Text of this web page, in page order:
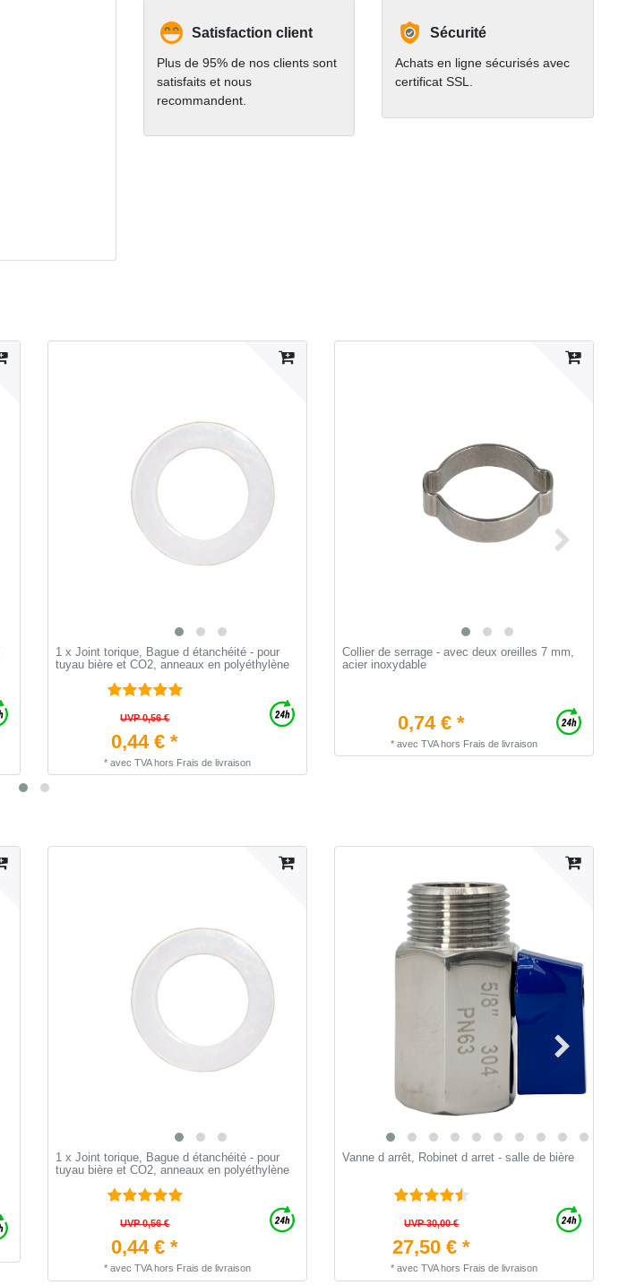
Satisfaction client
Plus de 95% de nos clients sont
satisfaits et nous
recommandent.
Sécurité
Achats en ligne sécurisés avec
certificat SSL.
1 x Joint torique, Bague d étanchéité - pour
tuyau bière et CO2, anneaux en polyéthylène
UVP 0,56 €
0,44 € *
* avec TVAhors Frais de livraison
Collier de serrage - avec deux oreilles 7 mm,
acier inoxydable
0,74 € *
* avec TVAhors Frais de livraison
1 x Joint torique, Bague d étanchéité - pour
tuyau bière et CO2, anneaux en polyéthylène
UVP 0,56 €
0,44 € *
* avec TVAhors Frais de livraison
Vanne d arrêt, Robinet d arret - salle de bière
UVP 30,00 €
27,50 € *
* avec TVAhors Frais de livraison